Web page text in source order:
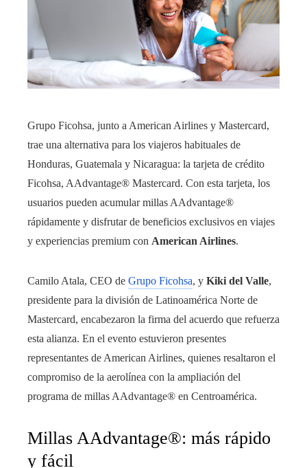
Grupo Ficohsa, junto a American Airlines y Mastercard,
trae una alternativa para los viajeros habituales de
Honduras, Guatemala y Nicaragua: la tarjeta de crédito
Ficohsa, AAdvantage® Mastercard. Con esta tarjeta, los
usuarios pueden acumular millas AAdvantage®
rápidamente y disfrutar de beneficios exclusivos en viajes
y experiencias premium con American Airlines.
Camilo Atala, CEO de Grupo Ficohsa, y Kiki del Valle,
presidente para la división de Latinoamérica Norte de
Mastercard, encabezaron la firma del acuerdo que refuerza
esta alianza. En el evento estuvieron presentes
representantes de American Airlines, quienes resaltaron el
compromiso de la aerolínea con la ampliación del
programa de millas AAdvantage® en Centroamérica.
Millas AAdvantage®: más rápido
y fácil